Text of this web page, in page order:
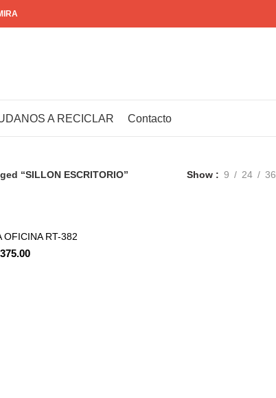
A RECICLAR Contacto
“SILLON ESCRITORIO” Show 9 24 36
STOCK
OFICINA RT-382
375.00